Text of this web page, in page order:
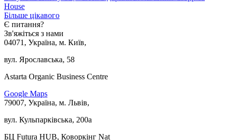
House
Більше цікавого
Є питання?
Зв'яжіться з нами
04071, Україна, м. Київ,
вул. Ярославська, 58
Astarta Organic Business Centre
Google Maps
79007, Україна, м. Львів,
вул. Кульпарківська, 200а
БЦ Futura HUB, Коворкінг Nat